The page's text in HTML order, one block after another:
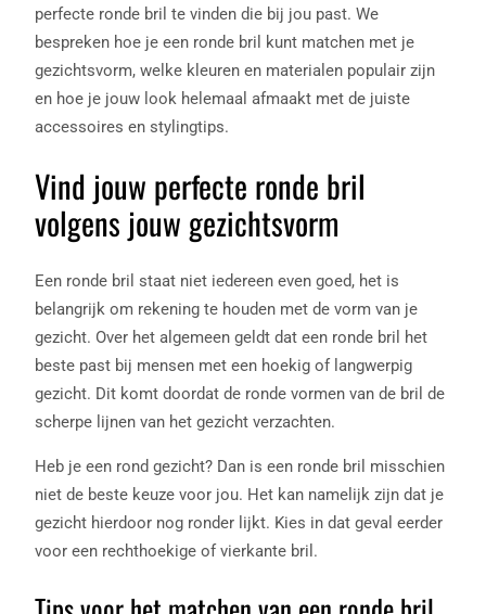
perfecte ronde bril te vinden die bij jou past. We
bespreken hoe je een ronde bril kunt matchen met je
gezichtsvorm, welke kleuren en materialen populair zijn
en hoe je jouw look helemaal afmaakt met de juiste
accessoires en stylingtips.
Vind jouw perfecte ronde bril
volgens jouw gezichtsvorm
Een ronde bril staat niet iedereen even goed, het is
belangrijk om rekening te houden met de vorm van je
gezicht. Over het algemeen geldt dat een ronde bril het
beste past bij mensen met een hoekig of langwerpig
gezicht. Dit komt doordat de ronde vormen van de bril de
scherpe lijnen van het gezicht verzachten.
Heb je een rond gezicht? Dan is een ronde bril misschien
niet de beste keuze voor jou. Het kan namelijk zijn dat je
gezicht hierdoor nog ronder lijkt. Kies in dat geval eerder
voor een rechthoekige of vierkante bril.